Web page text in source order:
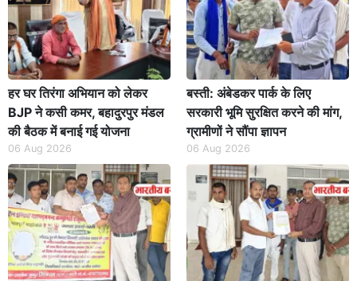
हर घर तिरंगा अभियान को लेकर
BJP ने कसी कमर, बहादुरपुर मंडल
की बैठक में बनाई गई योजना
06 Aug 2026
बस्ती: अंबेडकर पार्क के लिए
सरकारी भूमि सुरक्षित करने की मांग,
ग्रामीणों ने सौंपा ज्ञापन
06 Aug 2026